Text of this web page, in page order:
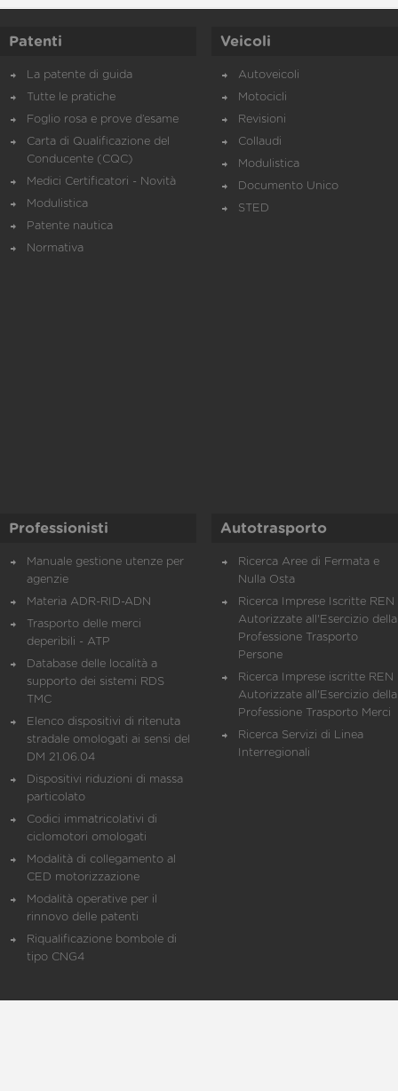
Patenti
La patente di guida
Tutte le pratiche
Foglio rosa e prove d’esame
Carta di Qualificazione del
Conducente (CQC)
Medici Certificatori - Novità
Modulistica
Patente nautica
Normativa
Veicoli
Autoveicoli
Motocicli
Revisioni
Collaudi
Modulistica
Documento Unico
STED
Professionisti
Manuale gestione utenze per
agenzie
Materia ADR-RID-ADN
Trasporto delle merci
deperibili - ATP
Database delle località a
supporto dei sistemi RDS
TMC
Elenco dispositivi di ritenuta
stradale omologati ai sensi del
DM 21.06.04
Dispositivi riduzioni di massa
particolato
Codici immatricolativi di
ciclomotori omologati
Modalità di collegamento al
CED motorizzazione
Modalità operative per il
rinnovo delle patenti
Riqualificazione bombole di
tipo CNG4
Autotrasporto
Ricerca Aree di Fermata e
Nulla Osta
Ricerca Imprese Iscritte REN
Autorizzate all'Esercizio della
Professione Trasporto
Persone
Ricerca Imprese iscritte REN
Autorizzate all'Esercizio della
Professione Trasporto Merci
Ricerca Servizi di Linea
Interregionali